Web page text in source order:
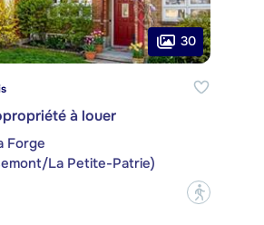
30
à louer
Forge
La Petite-Patrie)
?